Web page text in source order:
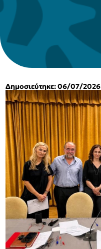
Δημοσιεύτηκε: 06/07/2026